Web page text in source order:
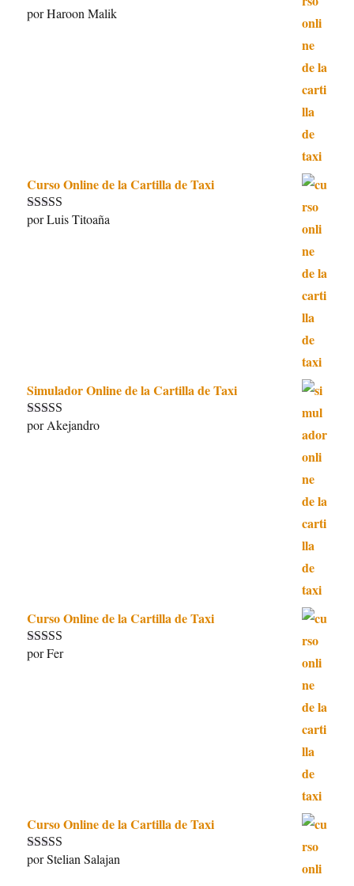
Valorado con
por Haroon Malik
Curso Online de la Cartilla de Taxi
Valorado con
por Luis Titoaña
Simulador Online de la Cartilla de Taxi
Valorado con
por Akejandro
Curso Online de la Cartilla de Taxi
Valorado con
por Fer
Curso Online de la Cartilla de Taxi
Valorado con
por Stelian Salajan